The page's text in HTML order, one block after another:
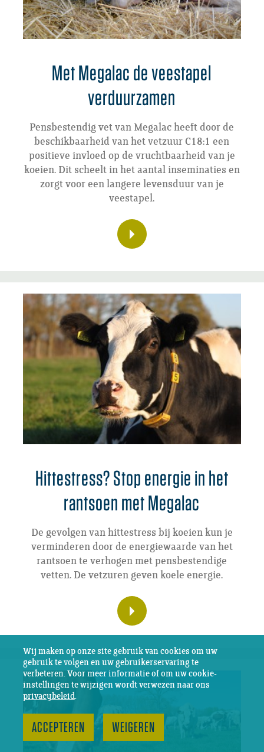
Wij maken op onze site gebruik van cookies om uw
gebruik te volgen en uw gebruikerservaring te
verbeteren. Voor meer informatie of om uw cookie-
instellingen te wijzigen wordt verwezen naar ons
privacybeleid.
ACCEPTEREN WEIGEREN
Met Megalac de veestapel
verduurzamen
Pensbestendig vet van Megalac heeft door de
beschikbaarheid van het vetzuur C18:1 een
positieve invloed op de vruchtbaarheid van je
koeien. Dit scheelt in het aantal inseminaties en
zorgt voor een langere levensduur van je
veestapel.
Hittestress? Stop energie in het
rantsoen met Megalac
De gevolgen van hittestress bij koeien kun je
verminderen door de energiewaarde van het
rantsoen te verhogen met pensbestendige
vetten. De vetzuren geven koele energie.